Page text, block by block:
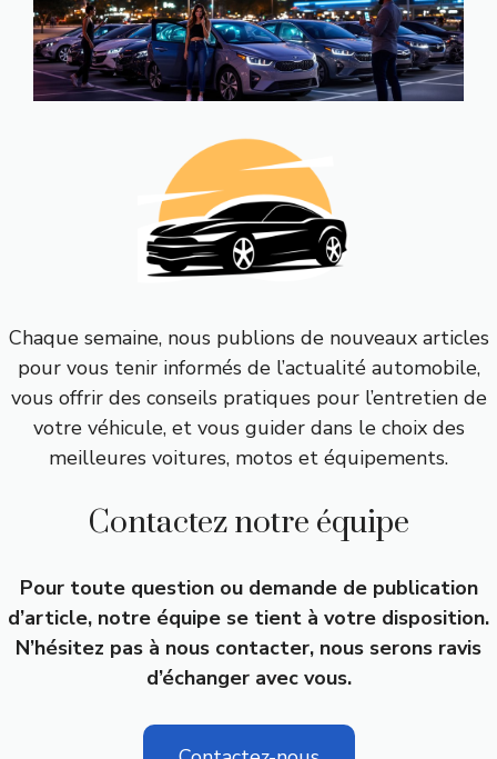
Chaque semaine, nous publions de nouveaux articles
pour vous tenir informés de l’actualité automobile,
vous offrir des conseils pratiques pour l’entretien de
votre véhicule, et vous guider dans le choix des
meilleures voitures, motos et équipements.
Contactez notre équipe
Pour toute question ou demande de publication
d’article, notre équipe se tient à votre disposition.
N’hésitez pas à nous contacter, nous serons ravis
d’échanger avec vous.